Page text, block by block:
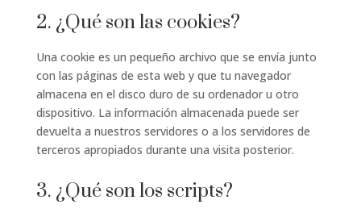
2. ¿Qué son las cookies?
Una cookie es un pequeño archivo que se envía junto
con las páginas de esta web y que tu navegador
almacena en el disco duro de su ordenador u otro
dispositivo. La información almacenada puede ser
devuelta a nuestros servidores o a los servidores de
terceros apropiados durante una visita posterior.
3. ¿Qué son los scripts?